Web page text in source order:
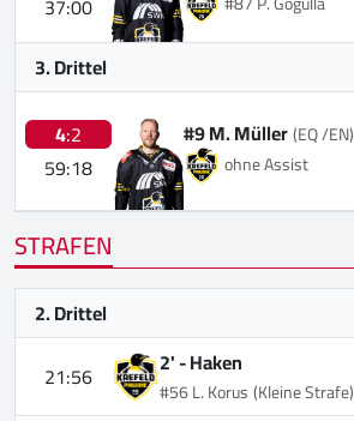
3. Drittel
4:2
59:18
#9 M. Müller(EQ /EN)
ohne Assist
STRAFEN
2. Drittel
21:56
2' -Haken
#56 L. Korus(Kleine Strafe)